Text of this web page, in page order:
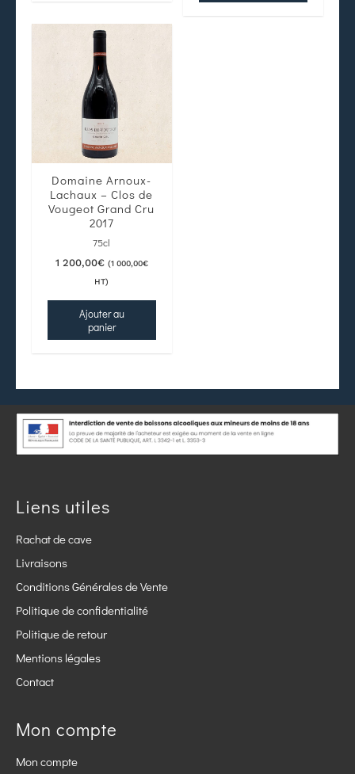
Domaine Arnoux-
Lachaux – Clos de
Vougeot Grand Cru
2017
75cl
1 200,00€ (1 000,00€
HT)
Ajouter au
panier
Liens utiles
Rachat de cave
Livraisons
Conditions Générales de Vente
Politique de confidentialité
Politique de retour
Mentions légales
Contact
Mon compte
Mon compte